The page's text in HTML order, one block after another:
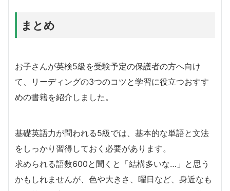
まとめ
お子さんが英検5級を受験予定の保護者の方へ向け
て、リーディングの3つのコツと学習に役立つおすす
めの書籍を紹介しました。
基礎英語力が問われる5級では、基本的な単語と文法
をしっかり習得しておく必要があります。
求められる語数600と聞くと「結構多いな…」と思う
かもしれませんが、色や大きさ、曜日など、身近なも